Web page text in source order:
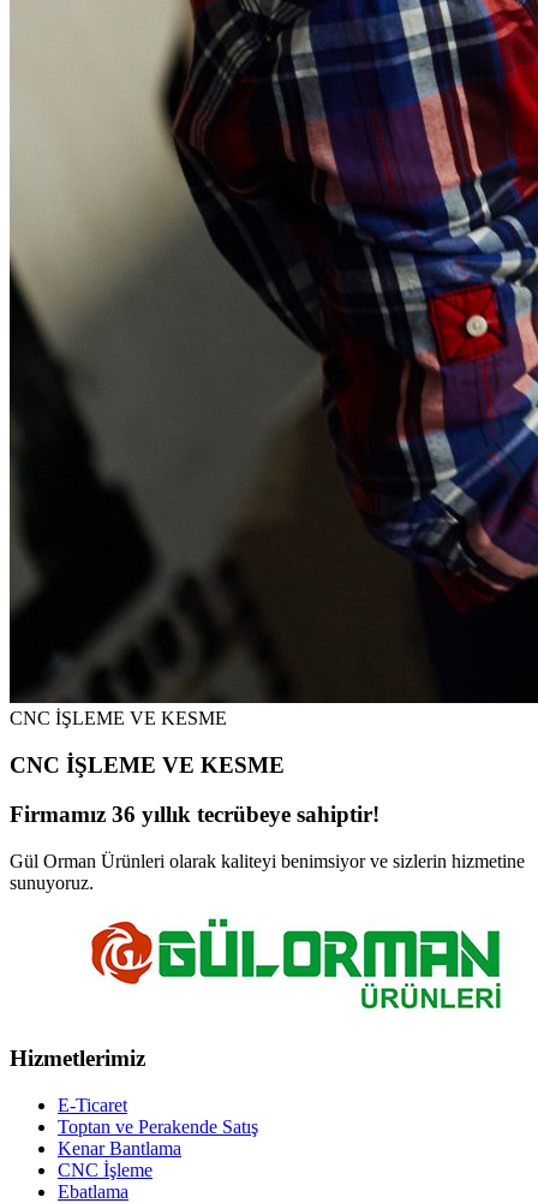
CNC İŞLEME VE KESME
CNC İŞLEME VE KESME
Firmamız 36 yıllık tecrübeye sahiptir!
Gül Orman Ürünleri olarak kaliteyi benimsiyor ve sizlerin hizmetine
sunuyoruz.
Hizmetlerimiz
E-Ticaret
Toptan ve Perakende Satış
Kenar Bantlama
CNC İşleme
Ebatlama